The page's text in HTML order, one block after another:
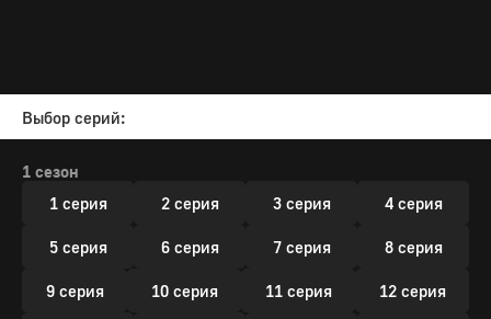
Выбор серий:
1 сезон
1 серия
2 серия 3 серия 4 серия
5 серия 6 серия 7 серия 8 серия
9 серия 10 серия 11 серия 12 серия